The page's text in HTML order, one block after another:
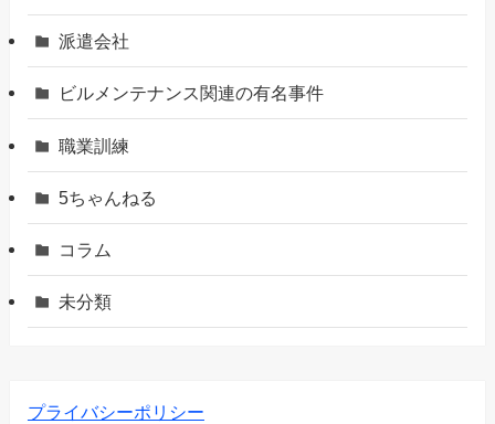
派遣会社
ビルメンテナンス関連の有名事件
職業訓練
5ちゃんねる
コラム
未分類
プライバシーポリシー